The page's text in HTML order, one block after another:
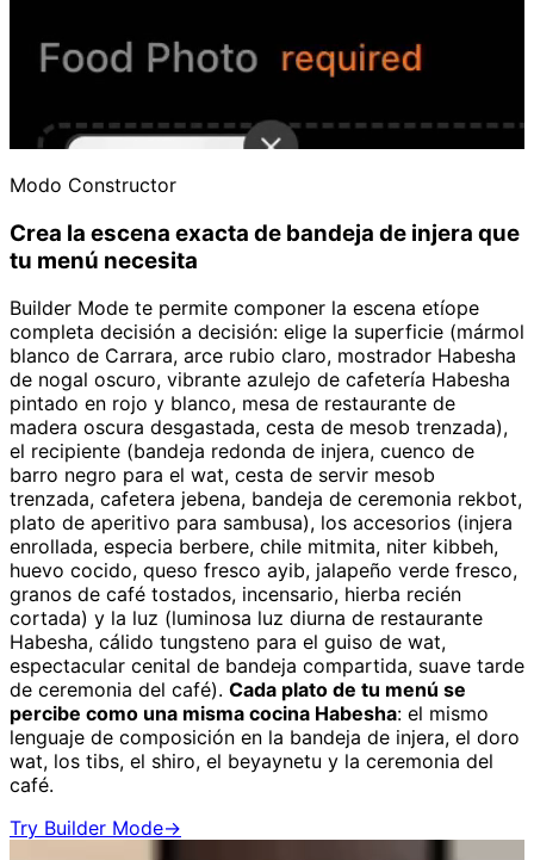
Modo Constructor
Crea la escena exacta de bandeja de injera que
tu menú necesita
Builder Mode te permite componer la escena etíope
completa decisión a decisión: elige la superficie (mármol
blanco de Carrara, arce rubio claro, mostrador Habesha
de nogal oscuro, vibrante azulejo de cafetería Habesha
pintado en rojo y blanco, mesa de restaurante de
madera oscura desgastada, cesta de mesob trenzada),
el recipiente (bandeja redonda de injera, cuenco de
barro negro para el wat, cesta de servir mesob
trenzada, cafetera jebena, bandeja de ceremonia rekbot,
plato de aperitivo para sambusa), los accesorios (injera
enrollada, especia berbere, chile mitmita, niter kibbeh,
huevo cocido, queso fresco ayib, jalapeño verde fresco,
granos de café tostados, incensario, hierba recién
cortada) y la luz (luminosa luz diurna de restaurante
Habesha, cálido tungsteno para el guiso de wat,
espectacular cenital de bandeja compartida, suave tarde
de ceremonia del café). Cada plato de tu menú se
percibe como una misma cocina Habesha: el mismo
lenguaje de composición en la bandeja de injera, el doro
wat, los tibs, el shiro, el beyaynetu y la ceremonia del
café.
Try Builder Mode→